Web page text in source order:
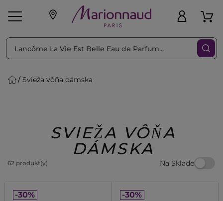
pleť Líčenie Vône
Beauty Zl'avy
Svieža vôňa dámska
SVIEŽA VÔŇA
DÁMSKA
62 produkt(y) Na Sklade
Triediť podľa Filtrovať
-30% -30%